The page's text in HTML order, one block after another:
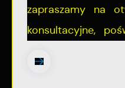
zapraszamy na
konsultacyjne,